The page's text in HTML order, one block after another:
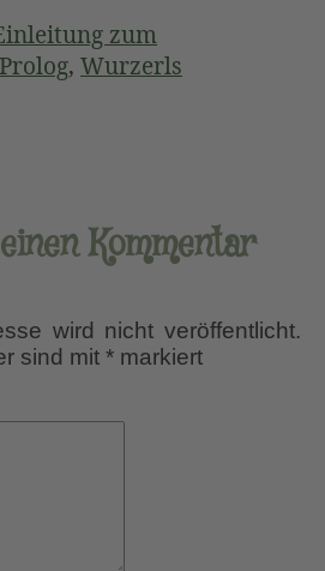
zum
Prolog, Wurzerls
Kommentar
wird nicht veröffentlicht.
sind mit * markiert